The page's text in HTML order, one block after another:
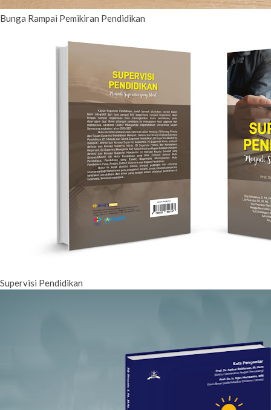
Bunga Rampai Pemikiran Pendidikan
Supervisi Pendidikan